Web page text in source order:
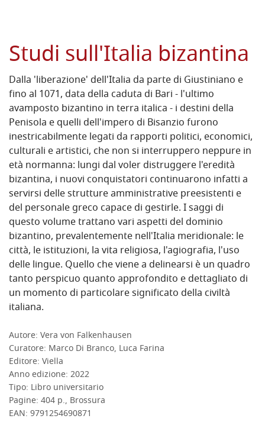
Studi sull'Italia bizantina
Dalla 'liberazione' dell'Italia da parte di Giustiniano e
fino al 1071, data della caduta di Bari - l'ultimo
avamposto bizantino in terra italica - i destini della
Penisola e quelli dell'impero di Bisanzio furono
inestricabilmente legati da rapporti politici, economici,
culturali e artistici, che non si interruppero neppure in
età normanna: lungi dal voler distruggere l'eredità
bizantina, i nuovi conquistatori continuarono infatti a
servirsi delle strutture amministrative preesistenti e
del personale greco capace di gestirle. I saggi di
questo volume trattano vari aspetti del dominio
bizantino, prevalentemente nell'Italia meridionale: le
città, le istituzioni, la vita religiosa, l'agiografia, l'uso
delle lingue. Quello che viene a delinearsi è un quadro
tanto perspicuo quanto approfondito e dettagliato di
un momento di particolare significato della civiltà
italiana.
Autore: Vera von Falkenhausen
Curatore: Marco Di Branco, Luca Farina
Editore: Viella
Anno edizione: 2022
Tipo: Libro universitario
Pagine: 404 p., Brossura
EAN: 9791254690871